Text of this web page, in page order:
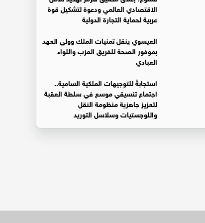
الاقتصادي العالمي ودعوة لتشكيل قوة
عربية لحماية التجارة الدولية
العيسوي ينقل تمنيات الملك وولي العهد
بموفور الصحة للفريق العزب واللواء
العبادي
استجابةً للتوجيهات الملكية السامية..
اجتماع تنسيقي موسع في سلطة العقبة
لتعزيز جاهزية منظومة النقل
واللوجستيات وسلاسل التوريد